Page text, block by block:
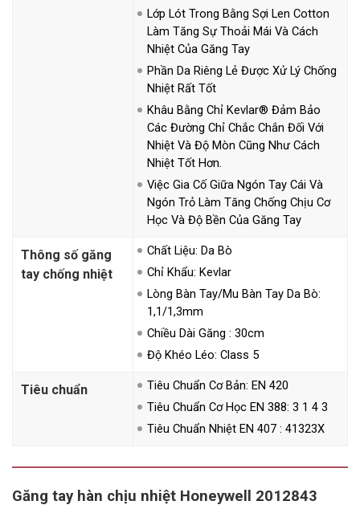
Lớp Lót Trong Bằng Sợi Len Cotton
Làm Tăng Sự Thoải Mái Và Cách
Nhiệt Của Găng Tay
Phần Da Riêng Lẻ Được Xử Lý Chống
Nhiệt Rất Tốt
Khâu Bằng Chỉ Kevlar® Đảm Bảo
Các Đường Chỉ Chắc Chắn Đối Với
Nhiệt Và Độ Mòn Cũng Như Cách
Nhiệt Tốt Hơn.
Việc Gia Cố Giữa Ngón Tay Cái Và
Ngón Trỏ Làm Tăng Chống Chịu Cơ
Học Và Độ Bền Của Găng Tay
Thông số găng
tay chống nhiệt
Chất Liệu: Da Bò
Chỉ Khẩu: Kevlar
Lòng Bàn Tay/mu Bàn Tay Da Bò:
1,1/1,3mm
Chiều Dài Găng : 30cm
Độ Khéo Léo: Class 5
Tiêu chuẩn
Tiêu Chuẩn Cơ Bản: EN 420
Tiêu Chuẩn Cơ Học EN 388: 3 1 4 3
Tiêu Chuẩn Nhiệt EN 407 : 41323X
Găng tay hàn chịu nhiệt Honeywell 2012843